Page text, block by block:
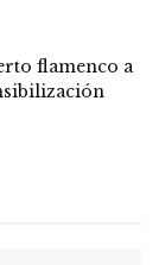
flamenco a